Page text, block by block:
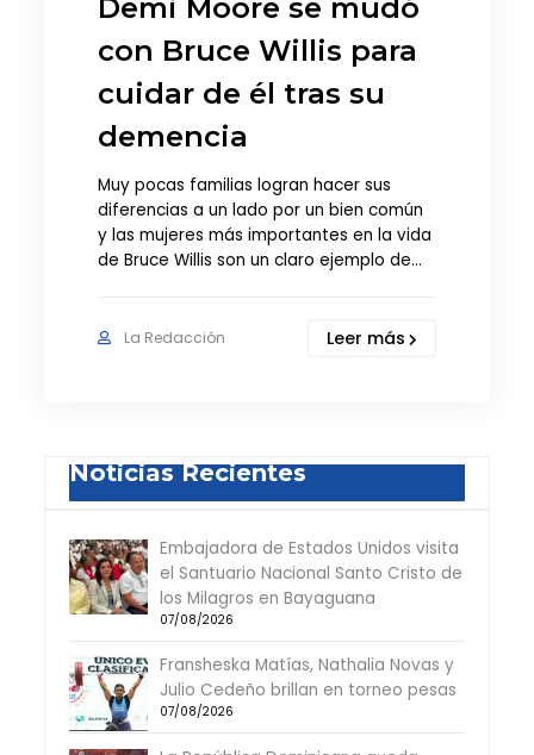
Demi Moore se mudó
con Bruce Willis para
cuidar de él tras su
demencia
Muy pocas familias logran hacer sus
diferencias a un lado por un bien común
y las mujeres más importantes en la vida
de Bruce Willis son un claro ejemplo de…
La Redacción Leer más
Noticias Recientes
Embajadora de Estados Unidos visita
el Santuario Nacional Santo Cristo de
los Milagros en Bayaguana
07/08/2026
Fransheska Matías, Nathalia Novas y
Julio Cedeño brillan en torneo pesas
07/08/2026